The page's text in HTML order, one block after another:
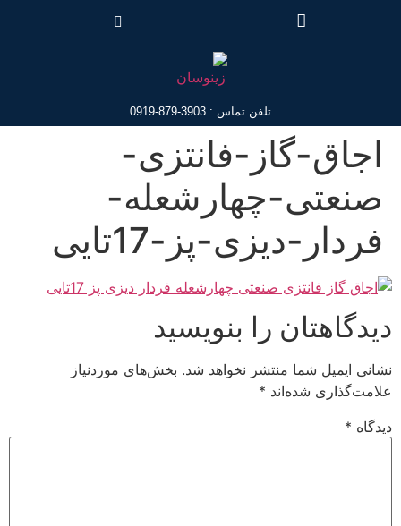
تلفن تماس : 3903-879-0919
اجاق-گاز-فانتزی-
صنعتی-چهارشعله-
فردار-دیزی-پز-17تایی
دیدگاهتان را بنویسید
نشانی ایمیل شما منتشر نخواهد شد. بخش‌های موردنیاز
علامت‌گذاری شده‌اند *
دیدگاه *